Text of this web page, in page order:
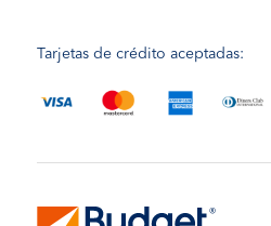
Tarjetas de crédito aceptadas: